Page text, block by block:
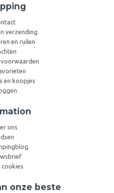
verzending
en ruilen
en koopjes
ons
cookies
onze beste